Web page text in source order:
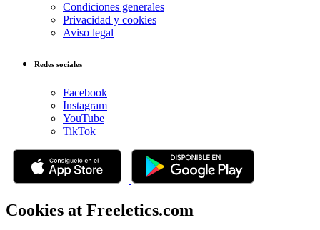
Condiciones generales
Privacidad y cookies
Aviso legal
Redes sociales
Facebook
Instagram
YouTube
TikTok
Cookies at Freeletics.com